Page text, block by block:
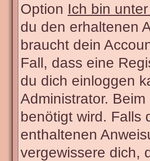
Option Ich bin
du den erhaltenen
braucht dein
Fall, dass eine
du dich einloggen
Administrator.
benötigt wird. Falls
enthaltenen
vergewissere dich,